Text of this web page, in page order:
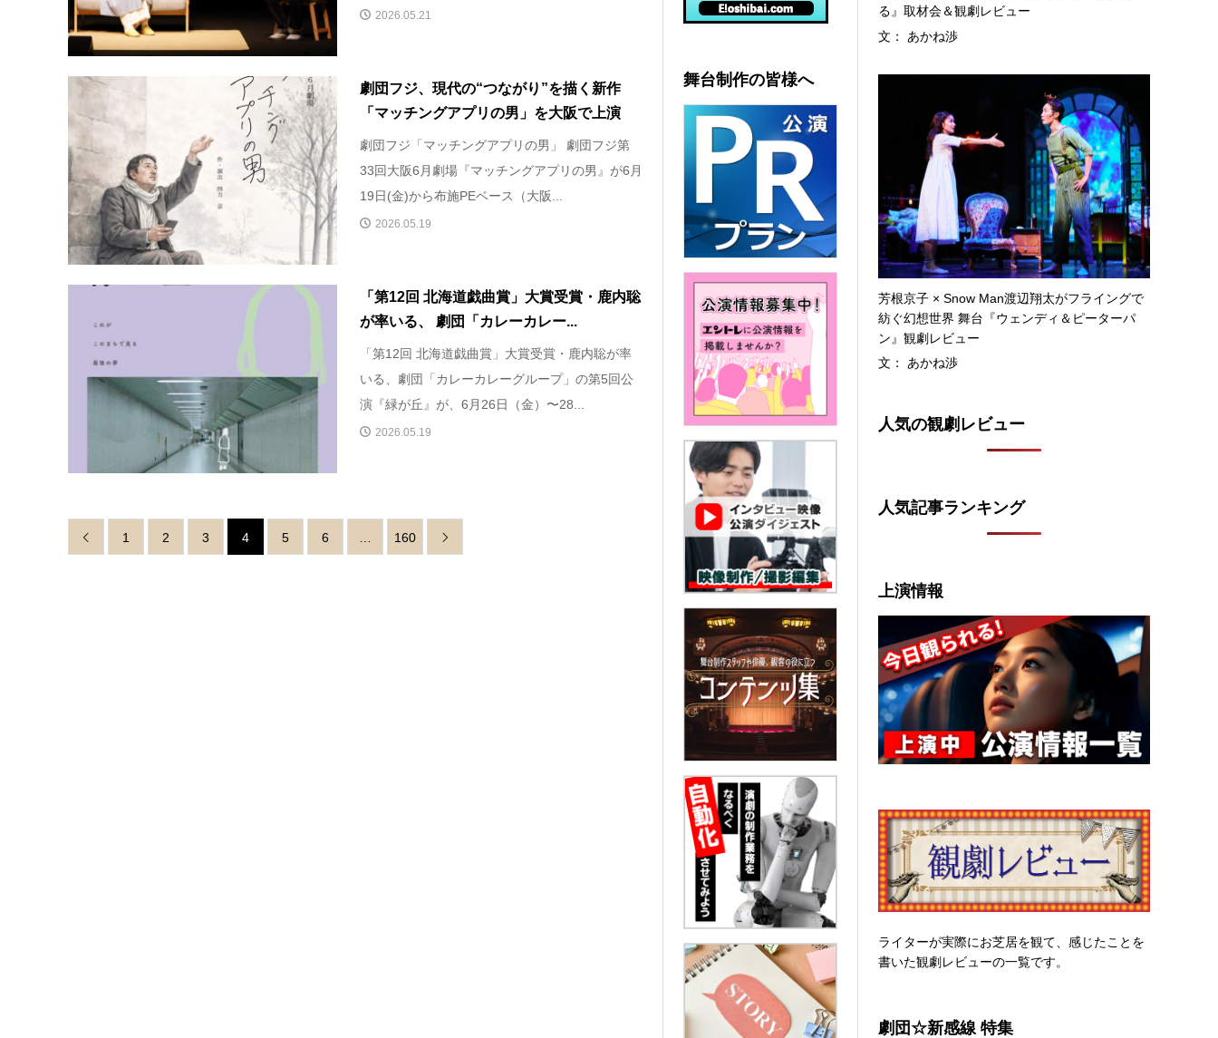
2026.05.21
劇団フジ、現代の“つながり”を描く新作
「マッチングアプリの男」を大阪で上演
劇団フジ「マッチングアプリの男」 劇団フジ第
33回大阪6月劇場『マッチングアプリの男』が6月
19日(金)から布施PEベース（大阪...
2026.05.19
「第12回 北海道戯曲賞」大賞受賞・鹿内聡
が率いる、 劇団「カレーカレー...
「第12回 北海道戯曲賞」大賞受賞・鹿内聡が率
いる、劇団「カレーカレーグループ」の第5回公
演『緑が丘』が、6月26日（金）〜28...
2026.05.19
 1 2 3 4 5 6 … 160 
る』取材会＆観劇レビュー
文： あかね渉
芳根京子 × Snow Man渡辺翔太がフライングで
紡ぐ幻想世界 舞台『ウェンディ＆ピーターパ
ン』観劇レビュー
文： あかね渉
人気の観劇レビュー
人気記事ランキング
上演情報
ライターが実際にお芝居を観て、感じたことを
書いた観劇レビューの一覧です。
劇団☆新感線 特集
舞台制作の皆様へ